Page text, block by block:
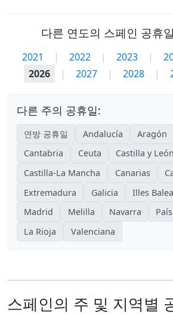
다른 연도의 스페인 공휴
2021 | 2022 | 2023 |
2026
| 2027 | 2028 |
다른 주의 공휴일:
연방 공휴일 Andalucía Aragón
Cantabria
Ceuta
Castilla y León
Castilla-La Mancha
Canarias
Extremadura
Galicia Illes
Madrid
Melilla Navarra
La Rioja
Valenciana
스페인의 주 및 지역별